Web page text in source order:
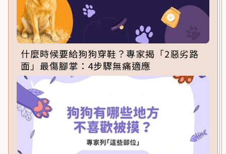
什麼時候要給狗狗穿鞋？專家揭「2惡劣路
面」最傷腳掌：4步驟無痛適應